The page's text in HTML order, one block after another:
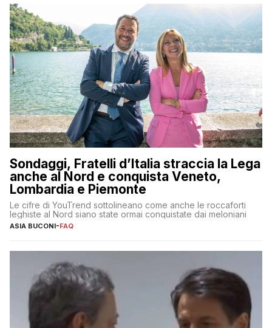
Sondaggi, Fratelli d’Italia straccia la Lega
anche al Nord e conquista Veneto,
Lombardia e Piemonte
Le cifre di YouTrend sottolineano come anche le roccaforti
leghiste al Nord siano state ormai conquistate dai meloniani
ASIA BUCONI-FAQ